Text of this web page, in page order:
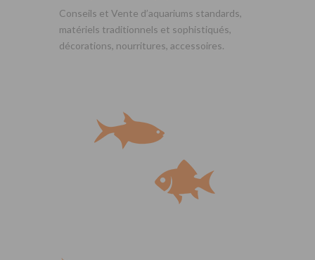
Conseils et Vente d’aquariums standards,
matériels traditionnels et sophistiqués,
décorations, nourritures, accessoires.